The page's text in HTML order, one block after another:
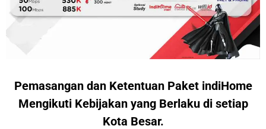
Pemasangan dan Ketentuan Paket indiHome
Mengikuti Kebijakan yang Berlaku di setiap
Kota Besar.